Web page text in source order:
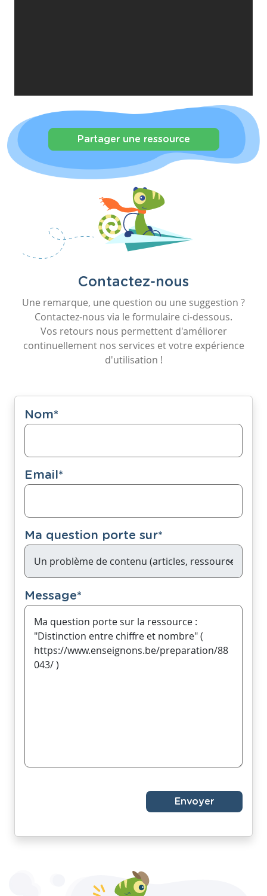
Partager une ressource
Contactez-nous
Une remarque, une question ou une suggestion ?
Contactez-nous via le formulaire ci-dessous.
Vos retours nous permettent d'améliorer
continuellement nos services et votre expérience
d'utilisation !
Nom*
Email*
Ma question porte sur*
Message*
Envoyer